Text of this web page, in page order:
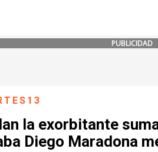
PUBLICIDAD
la exorbitante
Diego Maradona